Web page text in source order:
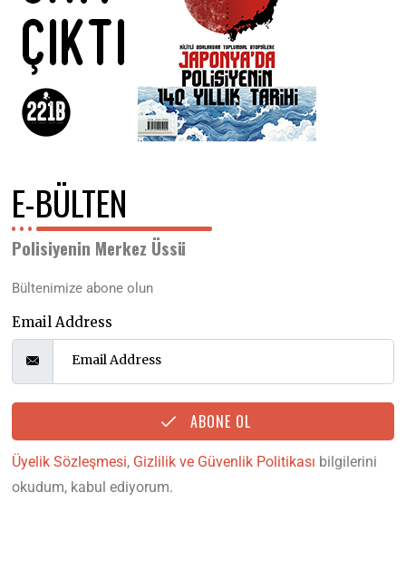
E-BÜLTEN
Polisiyenin Merkez Üssü
Bültenimize abone olun
Email Address
ABONE OL
Üyelik Sözleşmesi, Gizlilik ve Güvenlik Politikası bilgilerini
okudum, kabul ediyorum.